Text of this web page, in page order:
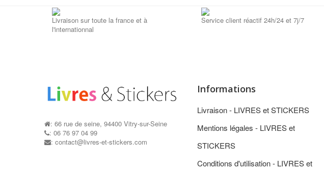
Livraison sur toute la france et à
l'internationnal
Service client réactif 24h/24 et 7j/7
: 66 rue de seine, 94400 Vitry-sur-Seine
: 06 76 97 04 99
: contact@livres-et-stickers.com
Informations
Livraison - LIVRES et STICKERS
Mentions légales - LIVRES et
STICKERS
Conditions d'utilisation - LIVRES et